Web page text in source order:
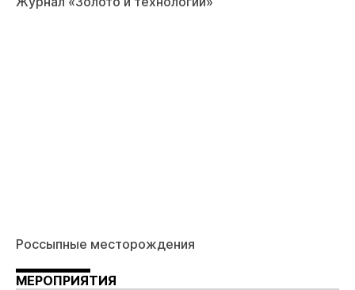
Россыпные месторождения
МЕРОПРИЯТИЯ